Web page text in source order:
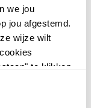
we jou
jou afgestemd.
wijze wilt
te klikken.